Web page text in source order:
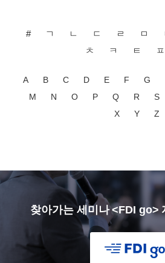
# ㄱ ㄴ ㄷ ㄹ ㅁ
ㅊ
ㅋ ㅌ ㅍ
A B C D E F G
M
N O P Q R S
X
Y Z
찾아가는 세미나 <FDI go>